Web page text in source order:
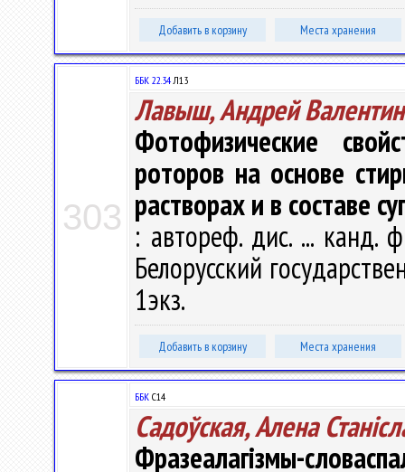
Добавить в корзину Места хранения
303
ББК 22.34Л13
Лавыш, Андрей
Фотофизические
роторов на основе
растворах и в составе
: автореф. дис. ... канд.
Белорусский
1экз.
Добавить в корзину Места хранения
ББК С14
Садоўская, Алена
Фразеалагiзмы-